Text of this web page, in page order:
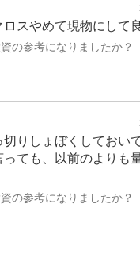
スやめて現物にして
の参考になりましたか？
りしょぼくしておい
ても、以前のよりも
の参考になりましたか？